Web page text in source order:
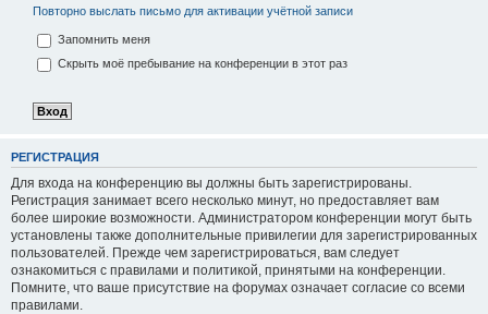
Повторно выслать письмо для активации учётной записи
Запомнить меня
Скрыть моё пребывание на конференции в этот раз
РЕГИСТРАЦИЯ
Для входа на конференцию вы должны быть зарегистрированы.
Регистрация занимает всего несколько минут, но предоставляет вам
более широкие возможности. Администратором конференции могут быть
установлены также дополнительные привилегии для зарегистрированных
пользователей. Прежде чем зарегистрироваться, вам следует
ознакомиться с правилами и политикой, принятыми на конференции.
Помните, что ваше присутствие на форумах означает согласие со всеми
правилами.